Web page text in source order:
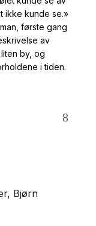
ikke kunde se.»
første gang
av
by, og
i tiden.
Bjørn